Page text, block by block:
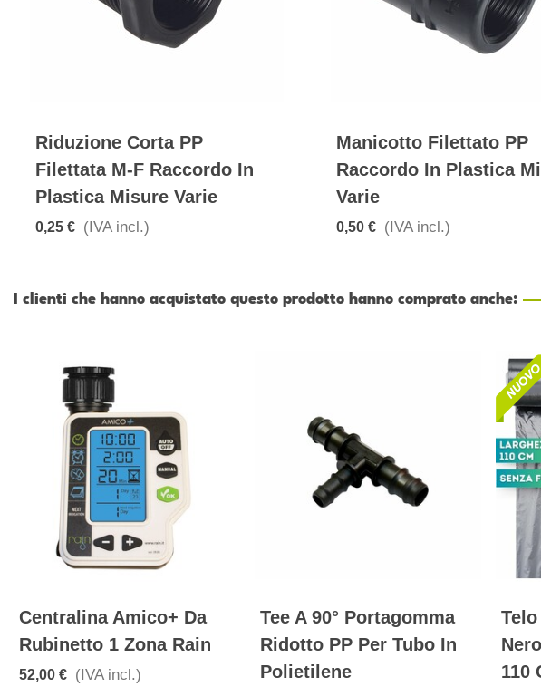
Riduzione Corta PP
Filettata M-F Raccordo In
Plastica Misure Varie
0,25 € (IVA incl.)
Manicotto Filettato PP
Raccordo In Plastica
Varie
0,50 € (IVA incl.)
I clienti che hanno acquistato questo prodotto hanno comprato anche:
Centralina Amico+ Da
Rubinetto 1 Zona Rain
52,00 € (IVA incl.)
Tee A 90° Portagomma
Ridotto PP Per Tubo In
Polietilene
110